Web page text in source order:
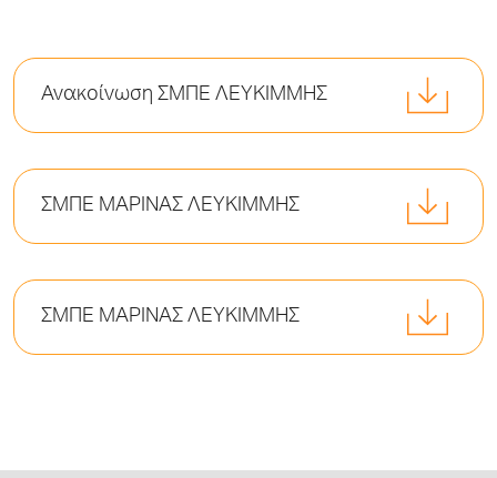
Ανακοίνωση ΣΜΠΕ ΛΕΥΚΙΜΜΗΣ
ΣΜΠΕ ΜΑΡΙΝΑΣ ΛΕΥΚΙΜΜΗΣ
ΣΜΠΕ ΜΑΡΙΝΑΣ ΛΕΥΚΙΜΜΗΣ